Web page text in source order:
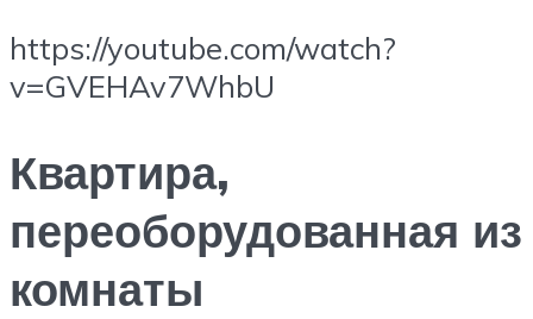
https://youtube.com/watch?
v=GVEHAv7WhbU
Квартира,
переоборудованная из
комнаты